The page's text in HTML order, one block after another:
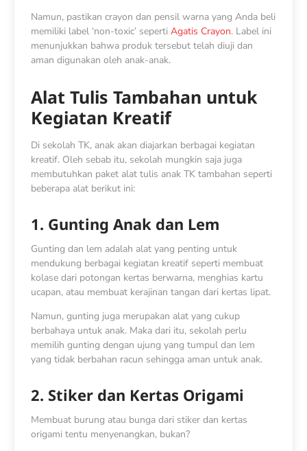
Namun, pastikan crayon dan pensil warna yang Anda beli
memiliki label ‘non-toxic’ sepertiAgatis Crayon. Label ini
menunjukkan bahwa produk tersebut telah diuji dan
aman digunakan oleh anak-anak.
Alat Tulis Tambahan untuk
Kegiatan Kreatif
Di sekolah TK, anak akan diajarkan berbagai kegiatan
kreatif. Oleh sebab itu, sekolah mungkin saja juga
membutuhkan paket alat tulis anak TK tambahan seperti
beberapa alat berikut ini:
1. Gunting Anak dan Lem
Gunting dan lem adalah alat yang penting untuk
mendukung berbagai kegiatan kreatif seperti membuat
kolase dari potongan kertas berwarna, menghias kartu
ucapan, atau membuat kerajinan tangan dari kertas lipat.
Namun, gunting juga merupakan alat yang cukup
berbahaya untuk anak. Maka dari itu, sekolah perlu
memilih gunting dengan ujung yang tumpul dan lem
yang tidak berbahan racun sehingga aman untuk anak.
2. Stiker dan Kertas Origami
Membuat burung atau bunga dari stiker dan kertas
origami tentu menyenangkan, bukan?